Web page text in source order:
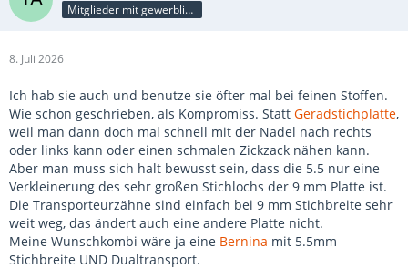
Mitglieder mit gewerblicher Verbindung, auch als Mitarbeiter/in
8. Juli 2026
Ich hab sie auch und benutze sie öfter mal bei feinen Stoffen.
Wie schon geschrieben, als Kompromiss. Statt Geradstichplatte,
weil man dann doch mal schnell mit der Nadel nach rechts
oder links kann oder einen schmalen Zickzack nähen kann.
Aber man muss sich halt bewusst sein, dass die 5.5 nur eine
Verkleinerung des sehr großen Stichlochs der 9 mm Platte ist.
Die Transporteurzähne sind einfach bei 9 mm Stichbreite sehr
weit weg, das ändert auch eine andere Platte nicht.
Meine Wunschkombi wäre ja eine Bernina mit 5.5mm
Stichbreite UND Dualtransport.